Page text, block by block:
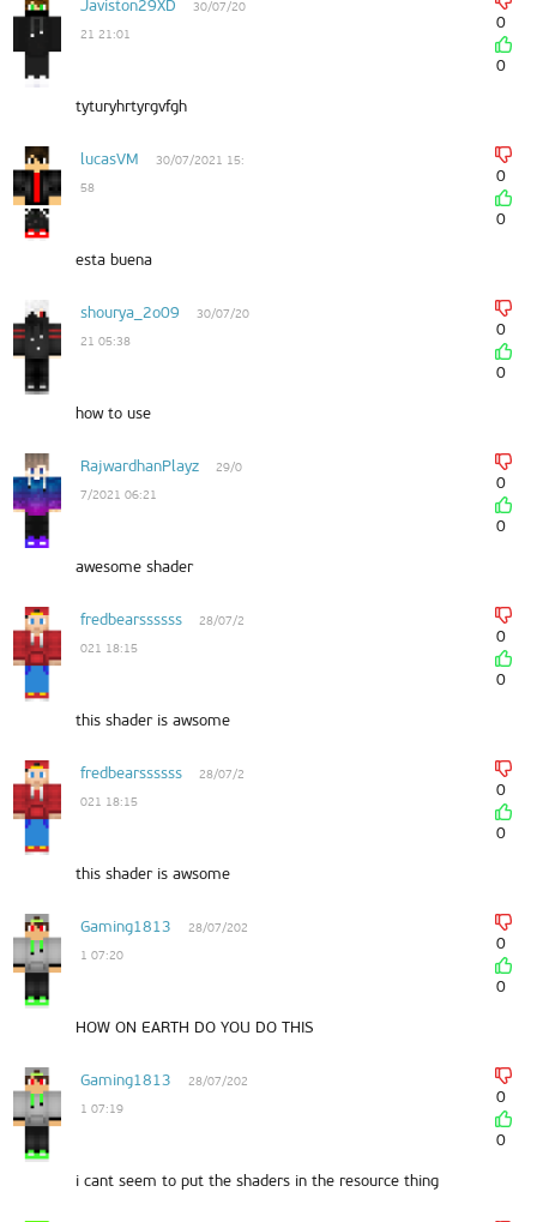
Javiston29XD
30/07/20
21 21:01
0
0
tyturyhrtyrgvfgh
lucasVM
30/07/2021 15:
58
0
0
esta buena
shourya_2o09
30/07/20
21 05:38
0
0
how to use
RajwardhanPlayz
29/0
7/2021 06:21
0
0
awesome shader
fredbearssssss
28/07/2
021 18:15
0
0
this shader is awsome
fredbearssssss
28/07/2
021 18:15
0
0
this shader is awsome
Gaming1813
28/07/202
1 07:20
0
0
HOW ON EARTH DO YOU DO THIS
Gaming1813
28/07/202
1 07:19
0
0
i cant seem to put the shaders in the resource thing